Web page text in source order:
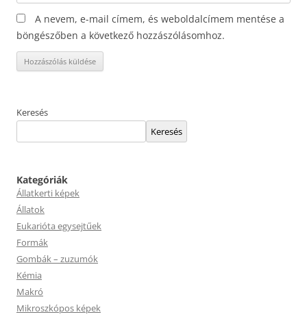
A nevem, e-mail címem, és weboldalcímem mentése a
böngészőben a következő hozzászólásomhoz.
Keresés
Keresés
Kategóriák
Állatkerti képek
Állatok
Eukarióta egysejtűek
Formák
Gombák – zuzumók
Kémia
Makró
Mikroszkópos képek